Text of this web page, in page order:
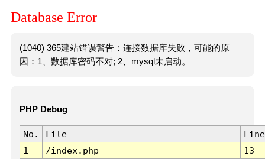
Database Error
(1040) 365建站错误警告：连接数据库失败，可能的原
因：1、数据库密码不对; 2、mysql未启动。
PHP Debug
No. File
Line
1
/index.php 13